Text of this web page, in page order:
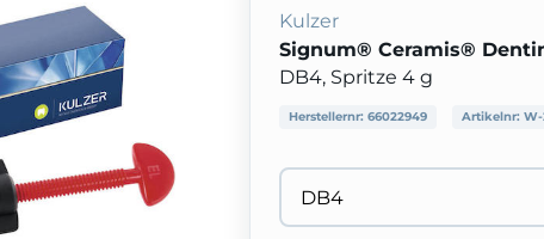
Kulzer
Signum® Ceramis®
DB4, Spritze 4 g
Herstellernr: 66022949 Artikelnr: W-